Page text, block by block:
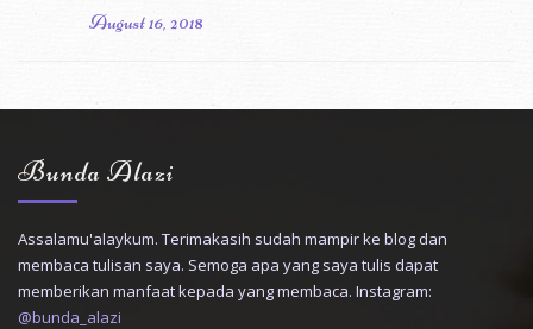
August 16, 2018
Bunda Alazi
Assalamu'alaykum. Terimakasih sudah mampir ke blog dan
membaca tulisan saya. Semoga apa yang saya tulis dapat
memberikan manfaat kepada yang membaca. Instagram:
@bunda_alazi